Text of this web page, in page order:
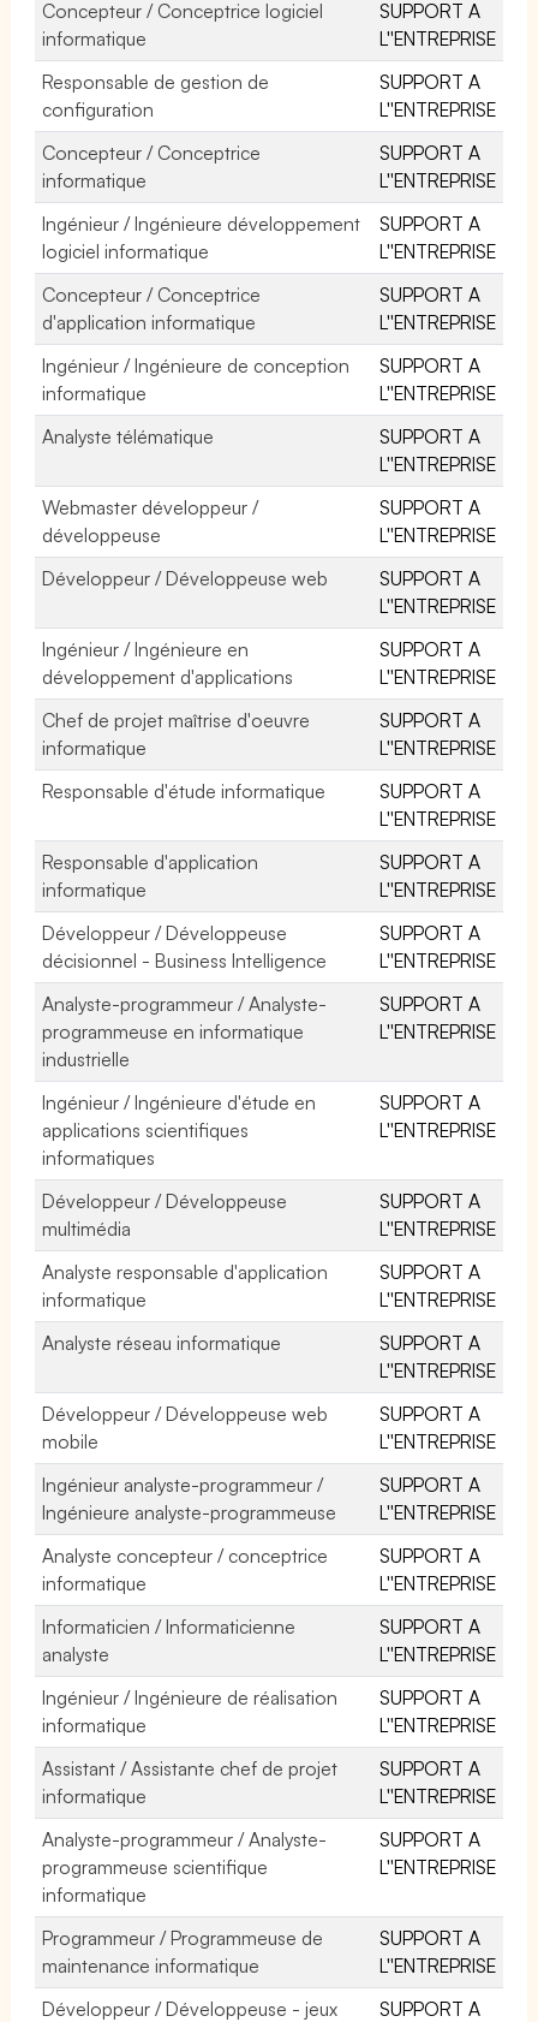
Concepteur / Conceptrice logiciel
informatique
SUPPORT A
L''ENTREPRISE
Responsable de gestion de
configuration
SUPPORT A
L''ENTREPRISE
Concepteur / Conceptrice
informatique
SUPPORT A
L''ENTREPRISE
Ingénieur / Ingénieure développement
logiciel informatique
SUPPORT A
L''ENTREPRISE
Concepteur / Conceptrice
d'application informatique
SUPPORT A
L''ENTREPRISE
Ingénieur / Ingénieure de conception
informatique
SUPPORT A
L''ENTREPRISE
Analyste télématique
SUPPORT A
L''ENTREPRISE
Webmaster développeur /
développeuse
SUPPORT A
L''ENTREPRISE
Développeur / Développeuse web
SUPPORT A
L''ENTREPRISE
Ingénieur / Ingénieure en
développement d'applications
SUPPORT A
L''ENTREPRISE
Chef de projet maîtrise d'oeuvre
informatique
SUPPORT A
L''ENTREPRISE
Responsable d'étude informatique
SUPPORT A
L''ENTREPRISE
Responsable d'application
informatique
SUPPORT A
L''ENTREPRISE
Développeur / Développeuse
décisionnel - Business Intelligence
SUPPORT A
L''ENTREPRISE
Analyste-programmeur / Analyste-
programmeuse en informatique
industrielle
SUPPORT A
L''ENTREPRISE
Ingénieur / Ingénieure d'étude en
applications scientifiques
informatiques
SUPPORT A
L''ENTREPRISE
Développeur / Développeuse
multimédia
SUPPORT A
L''ENTREPRISE
Analyste responsable d'application
informatique
SUPPORT A
L''ENTREPRISE
Analyste réseau informatique
SUPPORT A
L''ENTREPRISE
Développeur / Développeuse web
mobile
SUPPORT A
L''ENTREPRISE
Ingénieur analyste-programmeur /
Ingénieure analyste-programmeuse
SUPPORT A
L''ENTREPRISE
Analyste concepteur / conceptrice
informatique
SUPPORT A
L''ENTREPRISE
Informaticien / Informaticienne
analyste
SUPPORT A
L''ENTREPRISE
Ingénieur / Ingénieure de réalisation
informatique
SUPPORT A
L''ENTREPRISE
Assistant / Assistante chef de projet
informatique
SUPPORT A
L''ENTREPRISE
Analyste-programmeur / Analyste-
programmeuse scientifique
informatique
SUPPORT A
L''ENTREPRISE
Programmeur / Programmeuse de
maintenance informatique
SUPPORT A
L''ENTREPRISE
Développeur / Développeuse - jeux
SUPPORT A